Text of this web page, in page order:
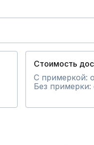
Стоимость
С примеркой:
Без примерки: